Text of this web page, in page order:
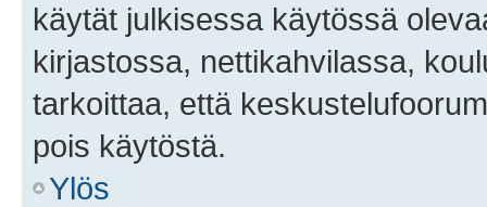
käytät julkisessa käytössä
kirjastossa, nettikahvilassa,
tarkoittaa, että
pois käytöstä.
Ylös